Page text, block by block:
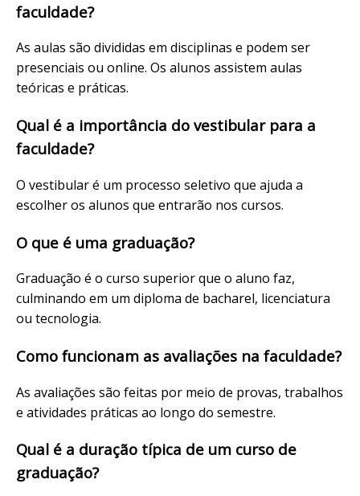
faculdade?
As aulas são divididas em disciplinas e podem ser
presenciais ou online. Os alunos assistem aulas
teóricas e práticas.
Qual é a importância do vestibular para a
faculdade?
O vestibular é um processo seletivo que ajuda a
escolher os alunos que entrarão nos cursos.
O que é uma graduação?
Graduação é o curso superior que o aluno faz,
culminando em um diploma de bacharel, licenciatura
ou tecnologia.
Como funcionam as avaliações na faculdade?
As avaliações são feitas por meio de provas, trabalhos
e atividades práticas ao longo do semestre.
Qual é a duração típica de um curso de
graduação?